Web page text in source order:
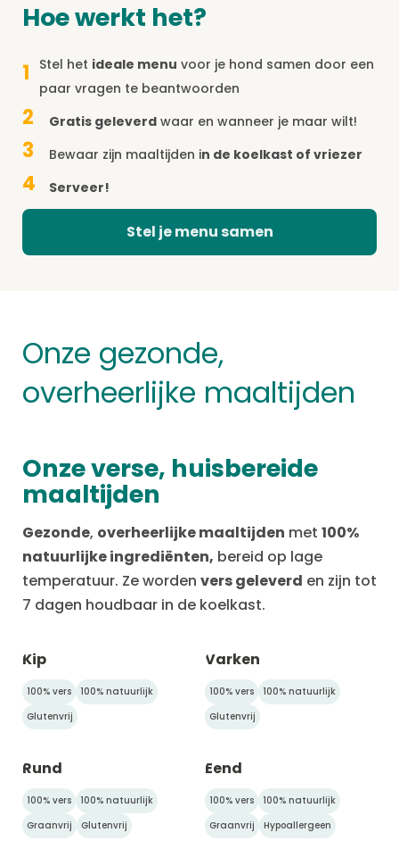
Hoe werkt het?
1 Stel het ideale menu voor je hond samen door een
paar vragen te beantwoorden
2 Gratis geleverd waar en wanneer je maar wilt!
3 Bewaar zijn maaltijden in de koelkast of vriezer
4 Serveer!
Stel je menu samen
Onze gezonde,
overheerlijke maaltijden
Onze verse, huisbereide
maaltijden
Gezonde, overheerlijke maaltijden met 100%
natuurlijke ingrediënten, bereid op lage
temperatuur. Ze worden vers geleverd en zijn tot
7 dagen houdbaar in de koelkast.
Kip
100% vers
100% natuurlijk
Glutenvrij
Varken
100% vers
100% natuurlijk
Glutenvrij
Rund
100% vers
100% natuurlijk
Graanvrij
Glutenvrij
Eend
100% vers
100% natuurlijk
Graanvrij
Hypoallergeen